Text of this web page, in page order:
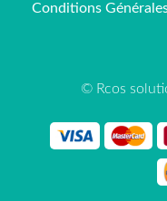
Conditions
© Rcos